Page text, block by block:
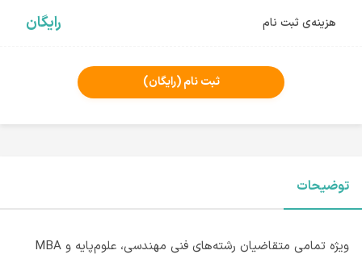
هزینه‌ی ثبت نام رایگان
ثبت نام(رایگان)
توضیحات
ویژه تمامی متقاضیان رشته‌های فنی مهندسی، علوم‌پایه و MBA